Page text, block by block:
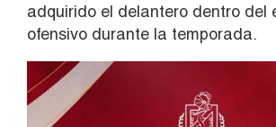
adquirido el delantero dentro del
ofensivo durante la temporada.